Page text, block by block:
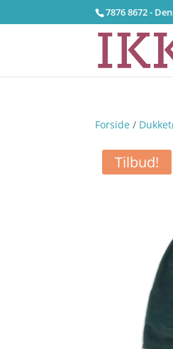
7876 8672 -
Forside /
Tilbud!